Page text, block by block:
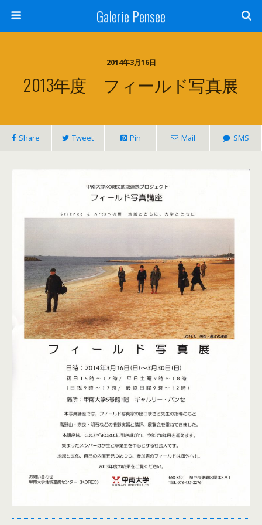
Galerie Pensee
2014年3月16日
2013年度 フィールド写真展
Share Tweet Pin Mail SMS